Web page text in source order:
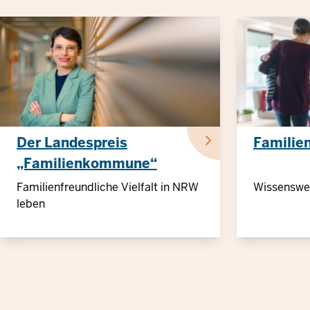
Der Landespreis
„Familienkommune“
2024
Familienfreundliche Vielfalt in NRW
leben